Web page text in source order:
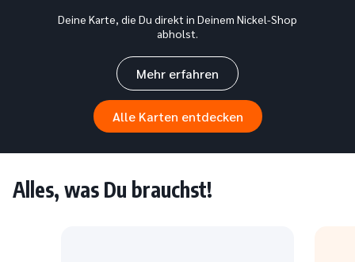
Deine Karte, die Du direkt in Deinem Nickel-Shop
abholst.
Mehr erfahren
Alle Karten entdecken
Alles, was Du brauchst!